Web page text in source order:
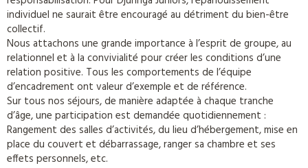
individuel ne saurait être encouragé au détriment du bien-être
collectif.
Nous attachons une grande importance à l’esprit de groupe, au
relationnel et à la convivialité pour créer les conditions d’une
relation positive. Tous les comportements de l’équipe
d’encadrement ont valeur d’exemple et de référence.
Sur tous nos séjours, de manière adaptée à chaque tranche
d’âge, une participation est demandée quotidiennement :
Rangement des salles d’activités, du lieu d’hébergement, mise en
place du couvert et débarrassage, ranger sa chambre et ses
effets personnels, etc.